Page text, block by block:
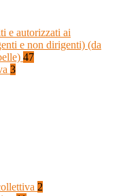
e autorizzati ai
e non dirigenti) (da
47
3
2